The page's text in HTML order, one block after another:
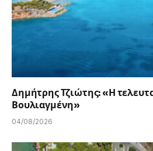
Δημήτρης Τζιώτης: «Η
Βουλιαγμένη»
04/08/2026